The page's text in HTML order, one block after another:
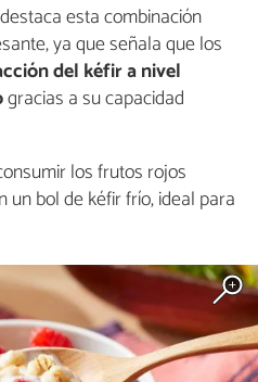
esta combinación
ya que señala que los
del kéfir a nivel
gracias a su capacidad
los frutos rojos
bol de kéfir frío, ideal para